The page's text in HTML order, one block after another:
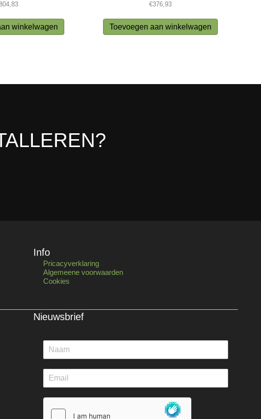
winkelwagen
€376,93
Toevoegen aan winkelwagen
Info
Pricacyverklaring
Algemeene voorwaarden
Cookies
Nieuwsbrief